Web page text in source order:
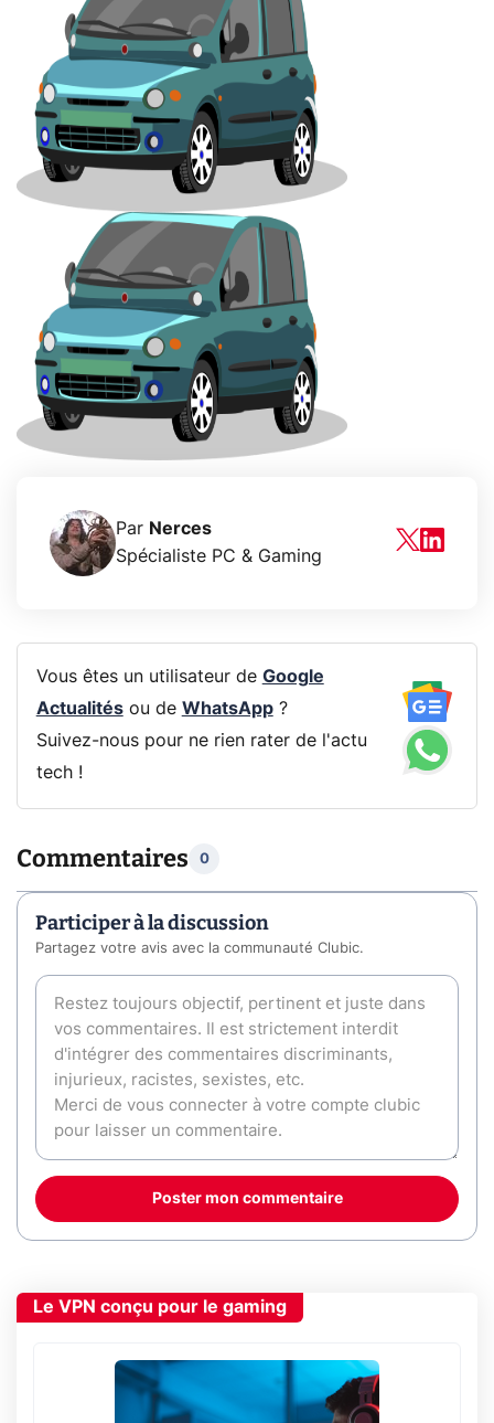
Par Nerces
Spécialiste PC & Gaming
Vous êtes un utilisateur de Google
Actualitésou de WhatsApp?
Suivez-nous pour ne rien rater de l'actu
tech !
Commentaires 0
Participer à la discussion
Partagez votre avis avec la communauté Clubic.
Poster mon commentaire
Le VPN conçu pour le gaming